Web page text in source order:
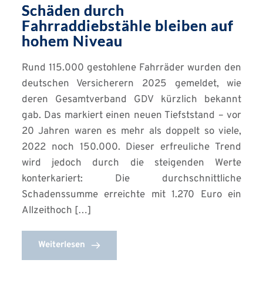
Schäden durch
Fahrraddiebstähle bleiben auf
hohem Niveau
Rund 115.000 gestohlene Fahrräder wurden den
deutschen Versicherern 2025 gemeldet, wie
deren Gesamtverband GDV kürzlich bekannt
gab. Das markiert einen neuen Tiefststand – vor
20 Jahren waren es mehr als doppelt so viele,
2022 noch 150.000. Dieser erfreuliche Trend
wird jedoch durch die steigenden Werte
konterkariert: Die durchschnittliche
Schadenssumme erreichte mit 1.270 Euro ein
Allzeithoch […]
Weiterlesen